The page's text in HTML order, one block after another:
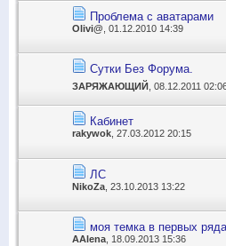
Проблема с аватарами
Olivi@ , 01.12.2010 14:39
Сутки Без Форума.
ЗАРЯЖАЮЩИЙ , 08.12.2011
Кабинет
rakywok, 27.03.2012 20:15
ЛС
NikoZa , 23.10.2013 13:22
моя темка в первых
AAlena, 18.09.2013 15:36